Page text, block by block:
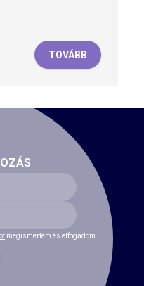
TOVÁBB
megismertem és elfogadom.